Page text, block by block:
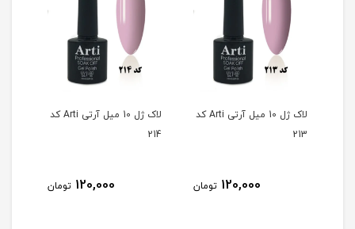
لاک ژل 10 میل آرتی Arti کد
213
120,000 تومان
لاک ژل 10 میل آرتی Arti کد
214
120,000 تومان